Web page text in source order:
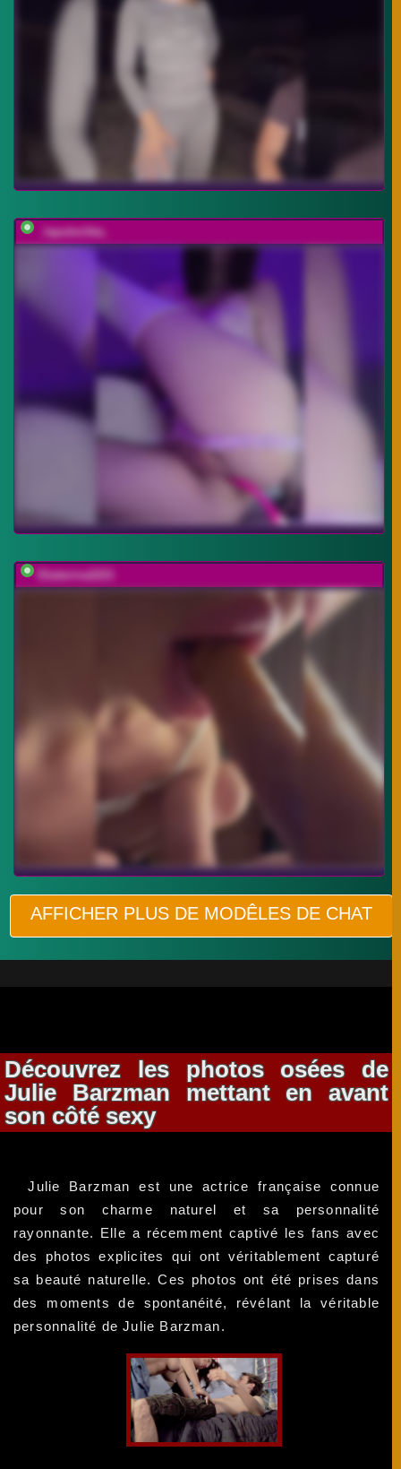
_lapulechka_
Ekaterina2221
AFFICHER PLUS DE MODÊLES DE CHAT
Découvrez les photos osées de
Julie Barzman mettant en avant
son côté sexy
Julie Barzman est une actrice française connue
pour son charme naturel et sa personnalité
rayonnante. Elle a récemment captivé les fans avec
des photos explicites qui ont véritablement capturé
sa beauté naturelle. Ces photos ont été prises dans
des moments de spontanéité, révélant la véritable
personnalité de Julie Barzman.